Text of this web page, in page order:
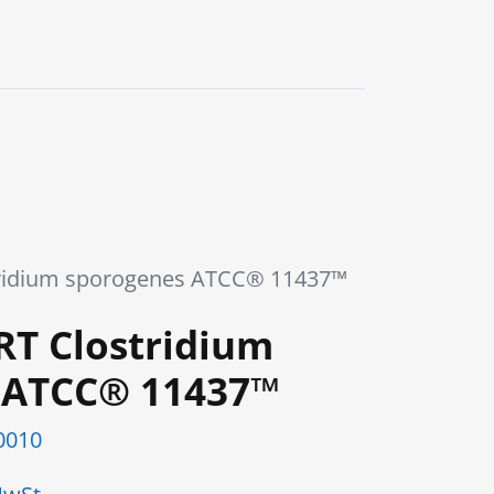
sporogenes ATCC® 11437™
Clostridium
11437™